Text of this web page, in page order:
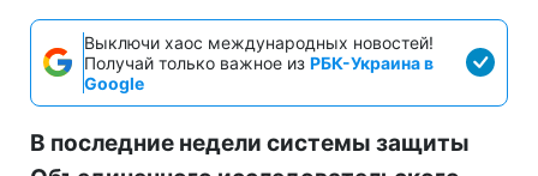
Выключи хаос международных новостей!
Получай только важное из РБК-Украина в
Google
В последние недели системы защиты